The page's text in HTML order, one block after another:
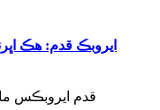
ايروبڪ قدم: هڪ
قدم ايروبڪس